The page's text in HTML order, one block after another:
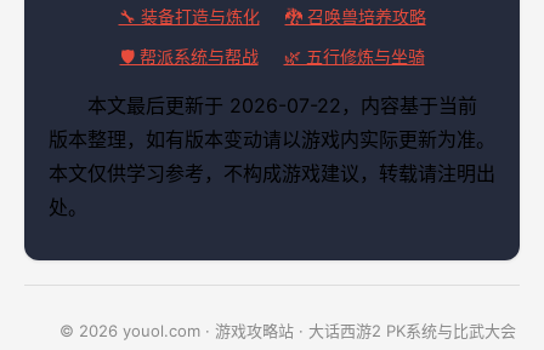
🔧 装备打造与炼化
🐉 召唤兽培养攻略
🛡️ 帮派系统与帮战
🌿 五行修炼与坐骑
本文最后更新于 2026-07-22，内容基于当前
版本整理，如有版本变动请以游戏内实际更新为准。
本文仅供学习参考，不构成游戏建议，转载请注明出
处。
© 2026 youol.com · 游戏攻略站 · 大话西游2 PK系统与比武大会